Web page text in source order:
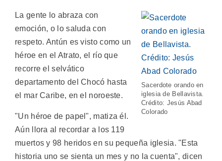
Sacerdote orando en
iglesia de Bellavista.
Crédito: Jesús Abad
Colorado
La gente lo abraza con
emoción, o lo saluda con
respeto. Antún es visto como un
héroe en el Atrato, el río que
recorre el selvático
departamento del Chocó hasta
el mar Caribe, en el noroeste.
"Un héroe de papel", matiza él.
Aún llora al recordar a los 119
muertos y 98 heridos en su pequeña iglesia. "Esta
historia uno se sienta un mes y no la cuenta", dicen